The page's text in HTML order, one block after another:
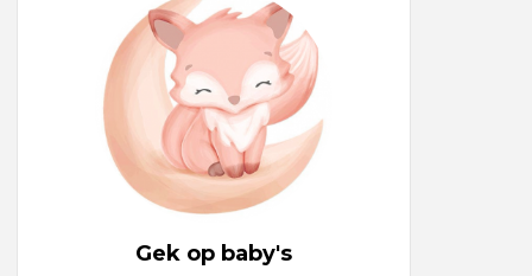
Gek op baby's